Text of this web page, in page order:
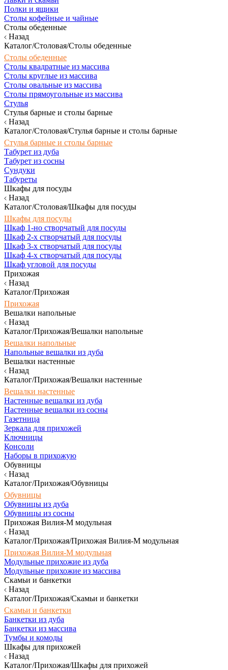
Полки и ящики
Столы кофейные и чайные
Столы обеденные
Назад
Каталог/Столовая/Столы обеденные
Столы обеденные
Столы квадратные из массива
Столы круглые из массива
Столы овальные из массива
Столы прямоугольные из массива
Стулья
Стулья барные и столы барные
Назад
Каталог/Столовая/Стулья барные и столы барные
Стулья барные и столы барные
Табурет из дуба
Табурет из сосны
Сундуки
Табуреты
Шкафы для посуды
Назад
Каталог/Столовая/Шкафы для посуды
Шкафы для посуды
Шкаф 1-но створчатый для посуды
Шкаф 2-х створчатый для посуды
Шкаф 3-х створчатый для посуды
Шкаф 4-х створчатый для посуды
Шкаф угловой для посуды
Прихожая
Назад
Каталог/Прихожая
Прихожая
Вешалки напольные
Назад
Каталог/Прихожая/Вешалки напольные
Вешалки напольные
Напольные вешалки из дуба
Вешалки настенные
Назад
Каталог/Прихожая/Вешалки настенные
Вешалки настенные
Настенные вешалки из дуба
Настенные вешалки из сосны
Газетница
Зеркала для прихожей
Ключницы
Консоли
Наборы в прихожую
Обувницы
Назад
Каталог/Прихожая/Обувницы
Обувницы
Обувницы из дуба
Обувницы из сосны
Прихожая Вилия-М модульная
Назад
Каталог/Прихожая/Прихожая Вилия-М модульная
Прихожая Вилия-М модульная
Модульные прихожие из дуба
Модульные прихожие из массива
Скамьи и банкетки
Назад
Каталог/Прихожая/Скамьи и банкетки
Скамьи и банкетки
Банкетки из дуба
Банкетки из массива
Тумбы и комоды
Шкафы для прихожей
Назад
Каталог/Прихожая/Шкафы для прихожей